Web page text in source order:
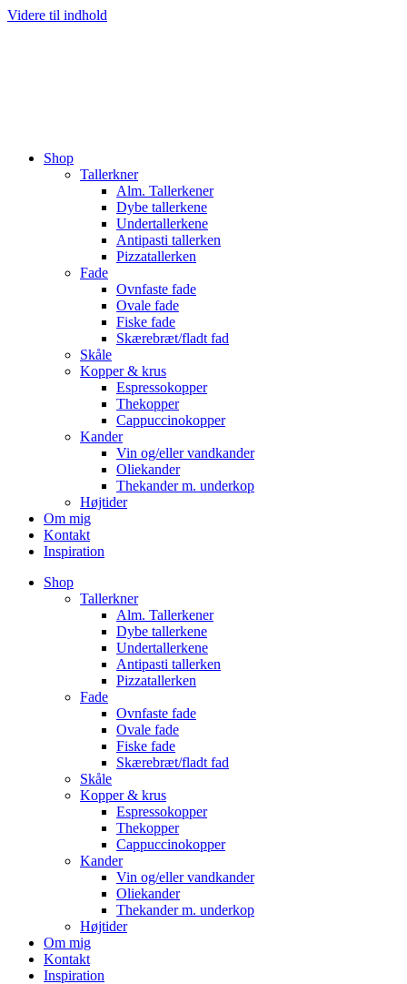
Videre til indhold
Shop
Tallerkner
Alm. Tallerkener
Dybe tallerkene
Undertallerkene
Antipasti tallerken
Pizzatallerken
Fade
Ovnfaste fade
Ovale fade
Fiske fade
Skærebræt/fladt fad
Skåle
Kopper & krus
Espressokopper
Thekopper
Cappuccinokopper
Kander
Vin og/eller vandkander
Oliekander
Thekander m. underkop
Højtider
Om mig
Kontakt
Inspiration
Shop
Tallerkner
Alm. Tallerkener
Dybe tallerkene
Undertallerkene
Antipasti tallerken
Pizzatallerken
Fade
Ovnfaste fade
Ovale fade
Fiske fade
Skærebræt/fladt fad
Skåle
Kopper & krus
Espressokopper
Thekopper
Cappuccinokopper
Kander
Vin og/eller vandkander
Oliekander
Thekander m. underkop
Højtider
Om mig
Kontakt
Inspiration